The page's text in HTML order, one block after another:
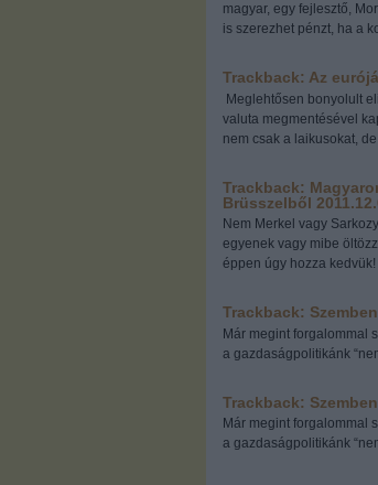
magyar, egy fejlesztő,
is szerezhet pénzt, ha a
Trackback: Az
Meglehtősen bonyolult
valuta megmentésével
nem csak a laikusokat,
Trackback:
Brüsszelből
Nem Merkel vagy
egyenek vagy mibe
éppen úgy hozza
Trackback:
Már megint forgalommal
a gazdaságpolitikánk
Trackback:
Már megint forgalommal
a gazdaságpolitikánk